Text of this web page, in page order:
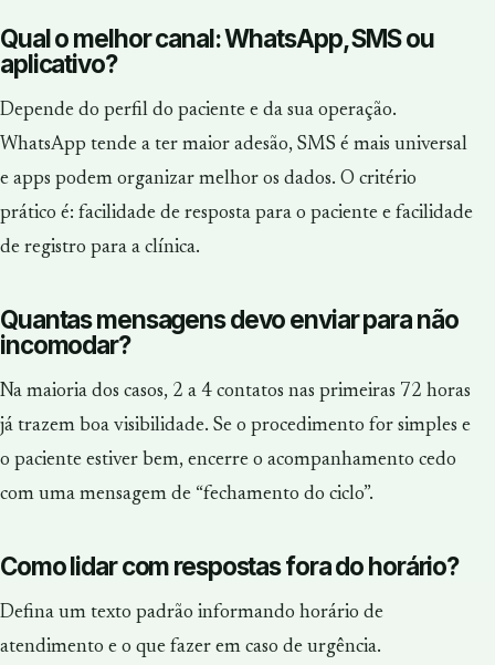
Qual o melhor canal: WhatsApp, SMS ou
aplicativo?
Depende do perfil do paciente e da sua operação.
WhatsApp tende a ter maior adesão, SMS é mais universal
e apps podem organizar melhor os dados. O critério
prático é: facilidade de resposta para o paciente e facilidade
de registro para a clínica.
Quantas mensagens devo enviar para não
incomodar?
Na maioria dos casos, 2 a 4 contatos nas primeiras 72 horas
já trazem boa visibilidade. Se o procedimento for simples e
o paciente estiver bem, encerre o acompanhamento cedo
com uma mensagem de “fechamento do ciclo”.
Como lidar com respostas fora do horário?
Defina um texto padrão informando horário de
atendimento e o que fazer em caso de urgência.